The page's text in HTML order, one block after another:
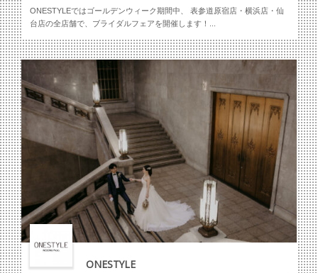
ONESTYLEではゴールデンウィーク期間中、 表参道原宿店・横浜店・仙
台店の全店舗で、ブライダルフェアを開催します！...
ONESTYLE